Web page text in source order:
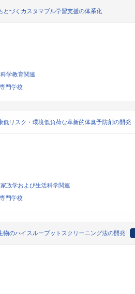
とづくカスタマブル学習支援の体系化
学教育関連
門学校
リスク・環境低負荷な革新的体臭予防剤の開発
政学および生活科学関連
門学校
のハイスループットスクリーニング法の開発